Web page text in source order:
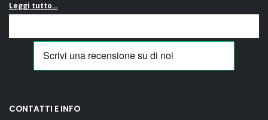
packaged, really swift
shipping, as described
and great value: many
soddisfatto! Mi sono
casualmente
imbattuto in questo
Leggi tutto...
CONTATTI E INFO